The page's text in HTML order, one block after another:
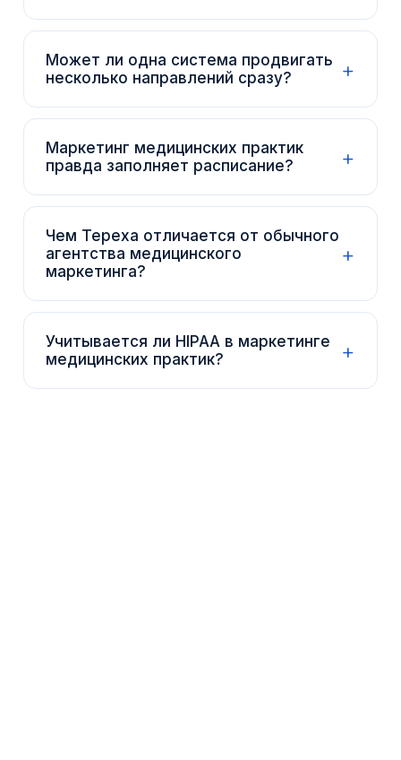
Может ли одна система продвигать
несколько направлений сразу?
+
Маркетинг медицинских практик
правда заполняет расписание?
+
Чем Tepexa отличается от обычного
агентства медицинского
маркетинга?
+
Учитывается ли HIPAA в маркетинге
медицинских практик?
+